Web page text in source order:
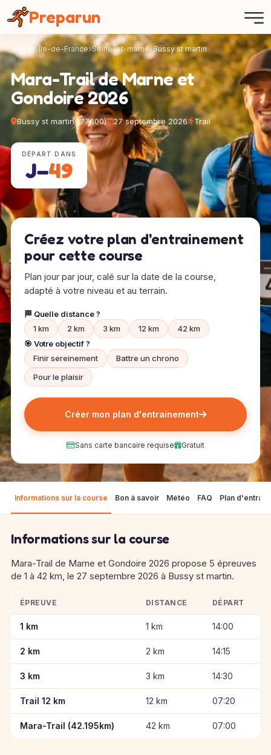
Preparun
France Île-de-France Seine-et-marne Bussy st martin
Mara-Trail de Marne et
Gondoire 2026
Bussy st martin (77600) 27 septembre 2026 Trail
DÉPART DANS
J−49
Créez votre plan d'entrainement
pour cette course
Plan jour par jour, calé sur la date de la course,
adapté à votre niveau et au terrain.
🏁 Quelle distance ?
1 km
2 km 3 km 12 km
42 km
🎯 Votre objectif ?
Finir sereinement
Battre un chrono
Pour le plaisir
Créer mon plan d'entrainement
Sans carte bancaire requise Gratuit
Informations sur la course Bon à savoir Météo FAQ Plan
Informations sur la course
Mara-Trail de Marne et Gondoire 2026 propose 5 épreuves
de 1 à 42 km, le 27 septembre 2026 à Bussy st martin.
Informations clés des épreuves de Mara-Trail de Marne et
ÉPREUVE DISTANCE DÉPART
1 km 1 km 14:00
2 km 2 km 14:15
3 km 3 km 14:30
Trail 12 km 12 km 07:20
Mara-Trail (42.195km) 42 km 07:00
Panneau de gestion des cookies